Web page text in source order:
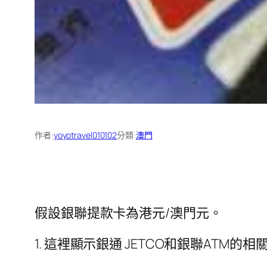
作者:yoyotravel010102分類:澳門
假設銀聯提款卡為港元/澳門元。
1. 這裡顯示銀通 JETCO和銀聯ATM的相